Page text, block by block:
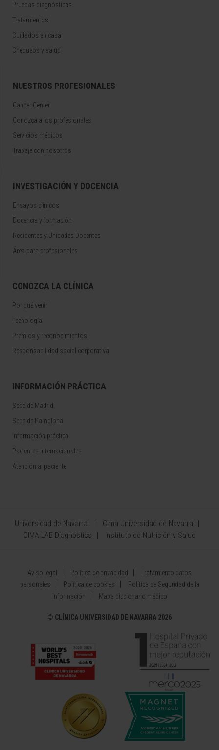
Pruebas diagnósticas
Tratamientos
Cuidados en casa
Chequeos y salud
NUESTROS PROFESIONALES
Cancer Center
Conozca a los profesionales
Servicios médicos
Trabaje con nosotros
INVESTIGACIÓN Y DOCENCIA
Ensayos clínicos
Docencia y formación
Residentes y Unidades Docentes
Área para profesionales
CONOZCA LA CLÍNICA
Por qué venir
Tecnología
Premios y reconocimientos
Responsabilidad social corporativa
INFORMACIÓN PRÁCTICA
Sede de Madrid
Sede de Pamplona
Información práctica
Pacientes internacionales
Atención al paciente
Universidad de Navarra
Cima Universidad de Navarra
CIMA LAB Diagnostics
Instituto de Nutrición y Salud
Aviso legal Política de privacidad
Tratamiento datos
personales
Política de cookies
Política de Seguridad de la
Información
Mapa diccionario médico
© CLÍNICA UNIVERSIDAD DE NAVARRA 2026